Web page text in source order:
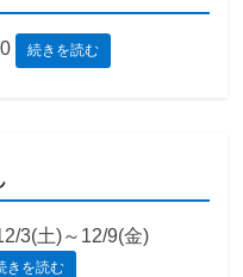
続きを読む
3(土)～12/9(金)
きを読む